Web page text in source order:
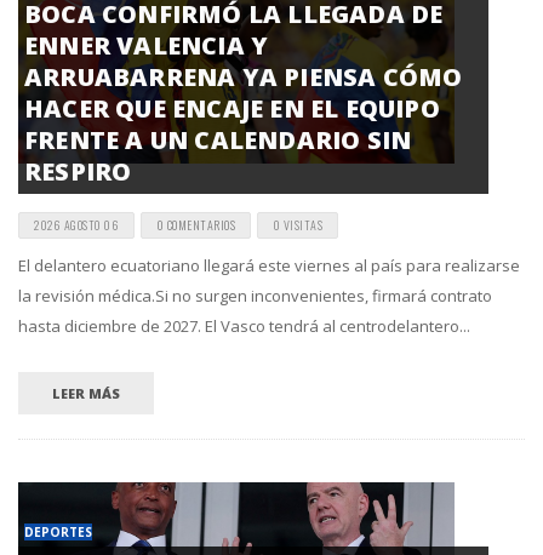
BOCA CONFIRMÓ LA LLEGADA DE
ENNER VALENCIA Y
ARRUABARRENA YA PIENSA CÓMO
HACER QUE ENCAJE EN EL EQUIPO
FRENTE A UN CALENDARIO SIN
RESPIRO
2026 AGOSTO 06 0 COMENTARIOS 0 VISITAS
El delantero ecuatoriano llegará este viernes al país para realizarse
la revisión médica.Si no surgen inconvenientes, firmará contrato
hasta diciembre de 2027. El Vasco tendrá al centrodelantero...
LEER MÁS
DEPORTES